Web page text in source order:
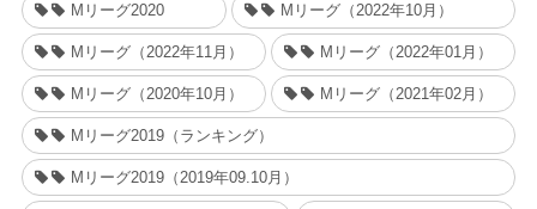
Mリーグ2020 Mリーグ（2022年10月）
Mリーグ（2022年11月） Mリーグ（2022年01月）
Mリーグ（2020年10月） Mリーグ（2021年02月）
Mリーグ2019（ランキング）
Mリーグ2019（2019年09.10月）